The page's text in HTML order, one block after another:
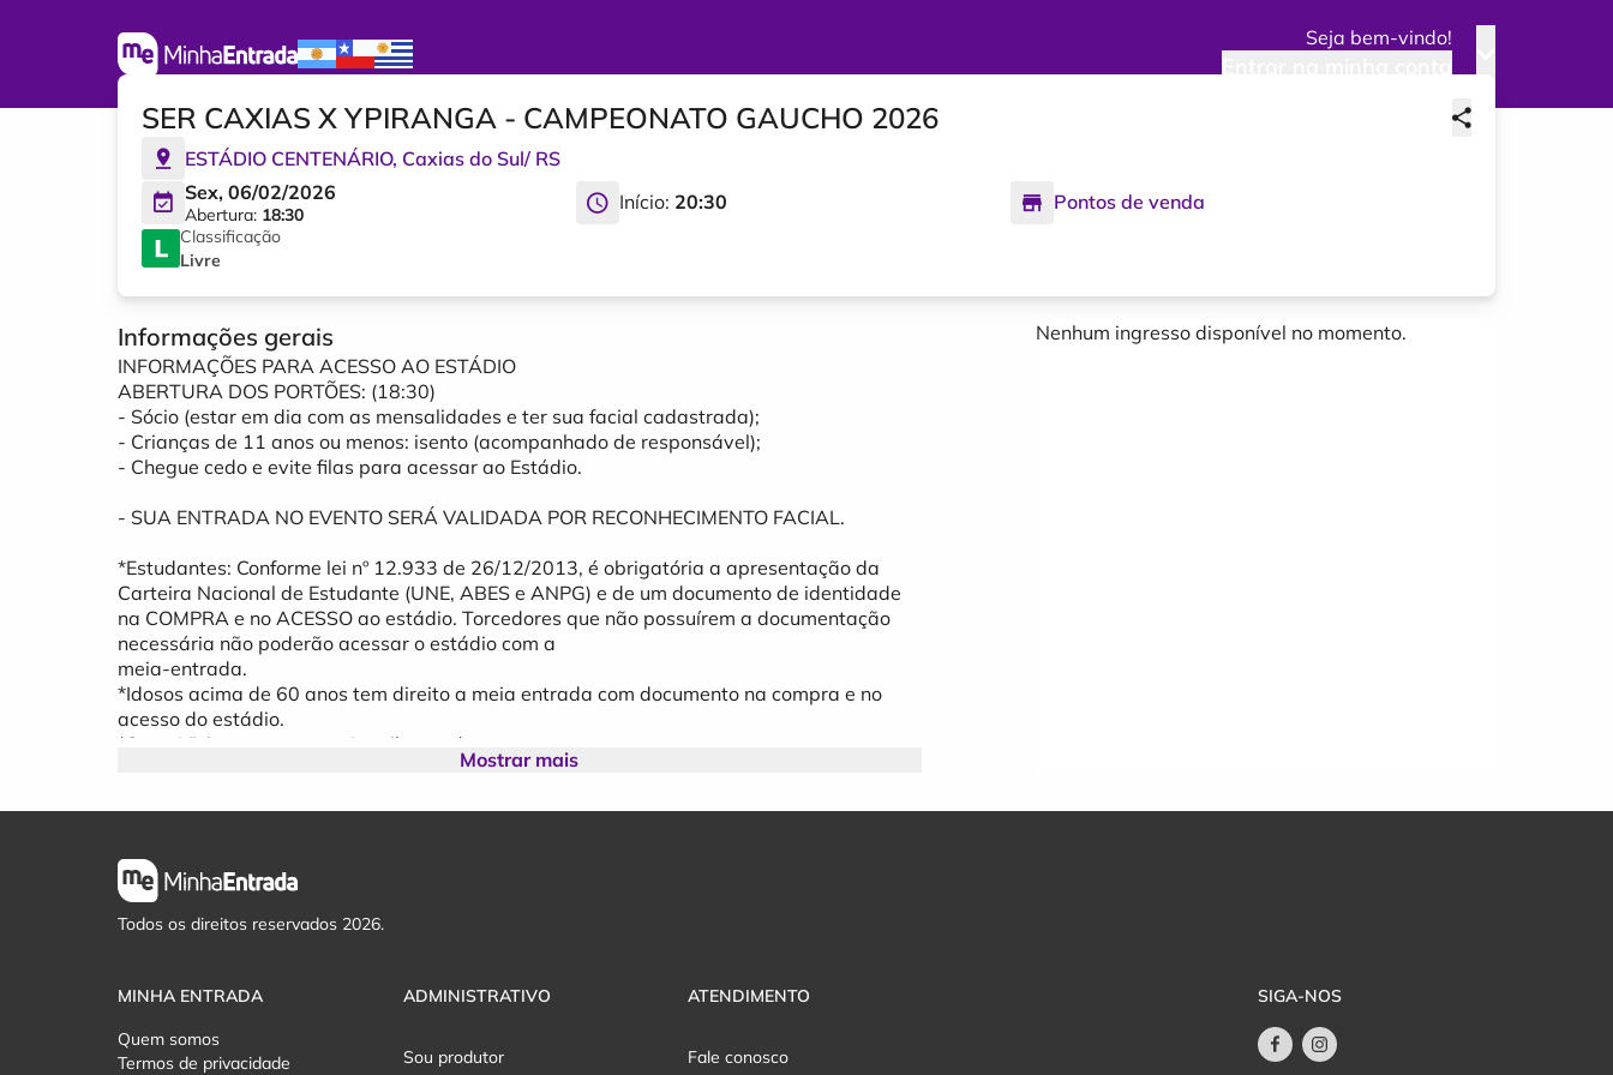
Seja bem-vindo!
SER CAXIAS X YPIRANGA - CAMPEONATO GAUCHO 2026
ESTÁDIO CENTENÁRIO, Caxias do Sul/ RS
Sex, 06/02/2026
Abertura: 18:30
Início: 20:30 Pontos de venda
Classificação
Livre
Informações gerais
INFORMAÇÕES PARA ACESSO AO ESTÁDIO
ABERTURA DOS PORTÕES: (18:30)
- Sócio (estar em dia com as mensalidades e ter sua facial cadastrada);
- Crianças de 11 anos ou menos: isento (acompanhado de responsável);
- Chegue cedo e evite filas para acessar ao Estádio.
- SUA ENTRADA NO EVENTO SERÁ VALIDADA POR RECONHECIMENTO FACIAL.
*Estudantes: Conforme lei nº 12.933 de 26/12/2013, é obrigatória a apresentação da
Carteira Nacional de Estudante (UNE, ABES e ANPG) e de um documento de identidade
na COMPRA e no ACESSO ao estádio. Torcedores que não possuírem a documentação
necessária não poderão acessar o estádio com a
meia-entrada.
*Idosos acima de 60 anos tem direito a meia entrada com documento na compra e no
acesso do estádio.
*Setor Visitante somente Arquibancada.
*Estudantes: Conforme lei nº 12.933 de 26/12/2013, é obrigatória a apresentação da
meia-entrada.
*Idosos acima de 60 anos tem direito a meia entrada com documento na compra e no
acesso do estádio.
Mostrar mais
Nenhum ingresso disponível no momento.
Todos os direitos reservados 2026.
MINHA ENTRADA
Quem somos
Termos de privacidade
ADMINISTRATIVO
Sou produtor
ATENDIMENTO
Fale conosco
SIGA-NOS